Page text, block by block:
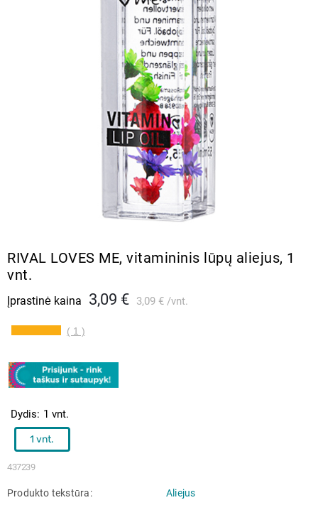
RIVAL LOVES ME, vitamininis lūpų aliejus, 1
vnt.
Įprastinė kaina 3,09 € 3,09 € vnt.
( 1 )
437239
Dydis 1 vnt.
1 vnt.
Produkto tekstūra Aliejus